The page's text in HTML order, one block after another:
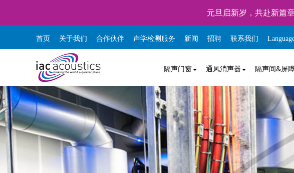
元旦启新岁，共赴新篇
首页 关于我们 合作伙伴 声学检测服务 新闻 招聘 联系我们
隔声门窗 通风消声器 隔声间&屏